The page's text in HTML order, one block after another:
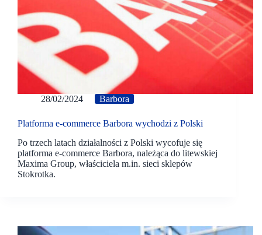
28/02/2024 Barbora
Platforma e-commerce Barbora wychodzi z Polski
Po trzech latach działalności z Polski wycofuje się
platforma e-commerce Barbora, należąca do litewskiej
Maxima Group, właściciela m.in. sieci sklepów
Stokrotka.